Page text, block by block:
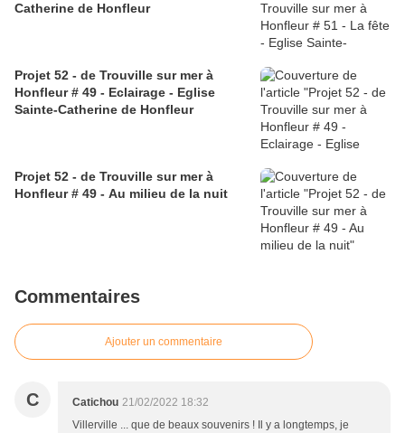
Catherine de Honfleur
Projet 52 - de Trouville sur mer à
Honfleur # 49 - Eclairage - Eglise
Sainte-Catherine de Honfleur
Projet 52 - de Trouville sur mer à
Honfleur # 49 - Au milieu de la nuit
Commentaires
Ajouter un commentaire
C Catichou 21/02/2022 18:32
Villerville ... que de beaux souvenirs ! Il y a longtemps, je